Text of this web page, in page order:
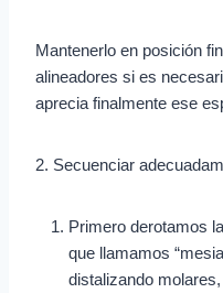
Mantenerlo en posición
alineadores si es
aprecia finalmente ese
2. Secuenciar
Primero derotamos
que llamamos
distalizando